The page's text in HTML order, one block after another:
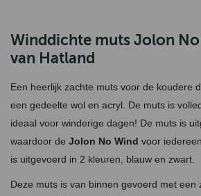
Winddichte muts Jolon
van Hatland
Een heerlijk zachte muts voor de koudere
een gedeelte wol en acryl. De muts is
ideaal voor winderige dagen! De muts is
waardoor de Jolon No Wind voor
is uitgevoerd in 2 kleuren, blauw en zwart.
Deze muts is van binnen gevoerd met een